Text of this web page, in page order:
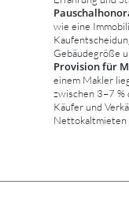
wie eine
Gebäudegröße
Provision für
einem Makler
zwischen 3–7
Käufer und
Nettokaltmieten